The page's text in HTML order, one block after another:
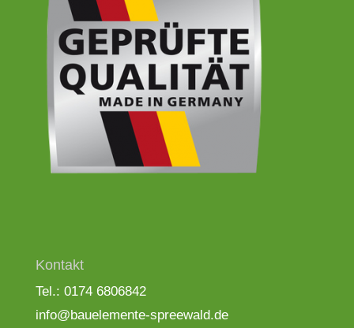
Kontakt
Tel.: 0174 6806842
info@bauelemente-spreewald.de